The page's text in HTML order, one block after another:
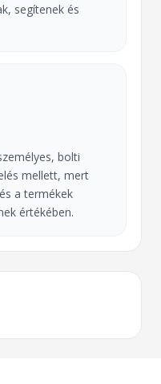
segítenek és
bolti
mellett, mert
a termékek
értékében.